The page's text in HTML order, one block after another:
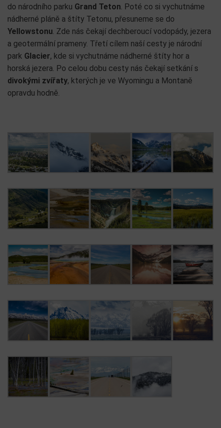
do národního parku Grand Teton . Poté co si vychutnáme
nádherné pláně a štíty Tetonu, přesuneme se do
Yellowstonu . Zde nás čekají dechberoucí vodopády, jezera
a geotermální prameny. Třetí cílem naší cesty je národní
park Glacier, kde si vychutnáme nádherné štíty hor a
horská jezera. Po celou dobu cesty nás čekají setkání s
divokými zvířaty, kterých je ve Wyomingu a Montaně
opravdu hodně.